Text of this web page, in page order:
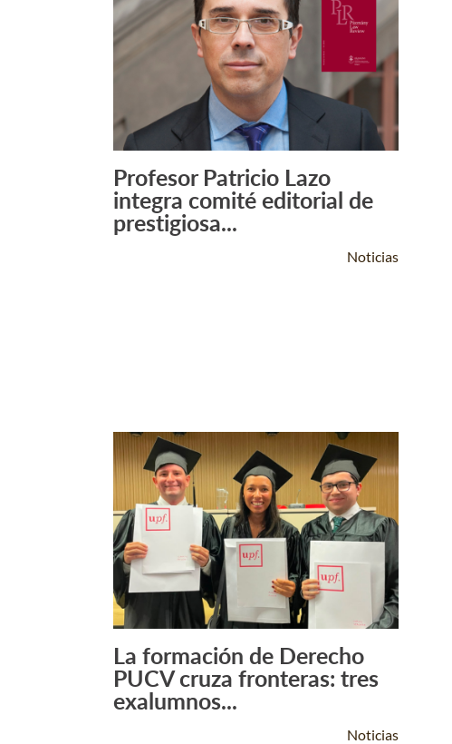
Leer Más +
Profesor Patricio Lazo
integra comité editorial de
prestigiosa...
Noticias
Leer Más +
La formación de Derecho
PUCV cruza fronteras: tres
exalumnos...
Noticias